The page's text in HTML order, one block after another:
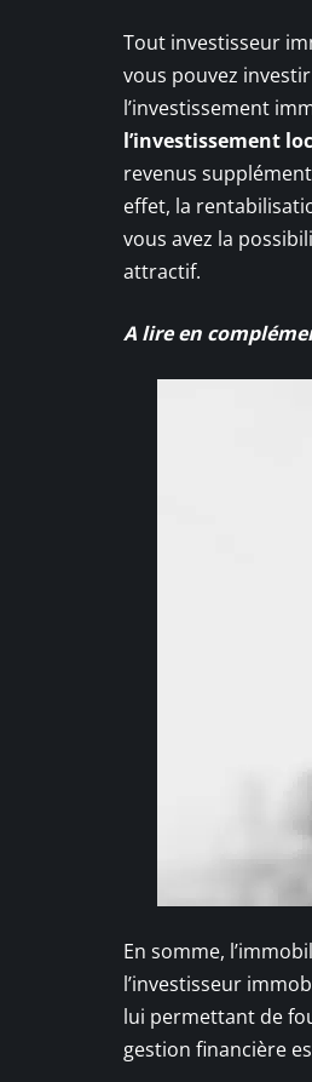
Tout investisseur
vous pouvez
l’investissement
l’investissement
revenus
effet, la
vous avez la
attractif.
A lire en
En somme,
l’investisseur
lui permettant de
gestion financière